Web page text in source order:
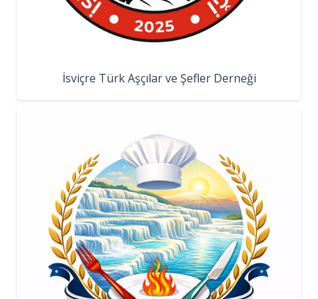
İsviçre Türk Aşçılar ve Şefler Derneği